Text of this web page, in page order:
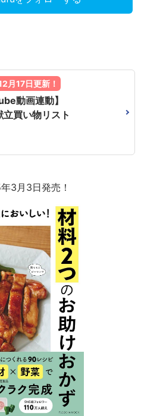
月17日更新！
動画連動】
立買い物リスト
3月3日発売！